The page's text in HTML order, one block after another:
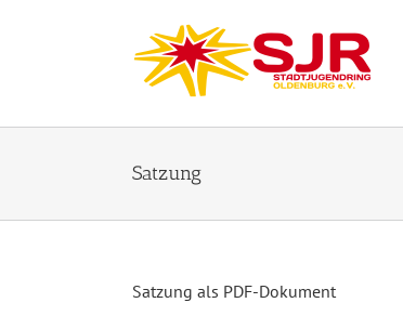
Satzung
Satzung als PDF-Dokument